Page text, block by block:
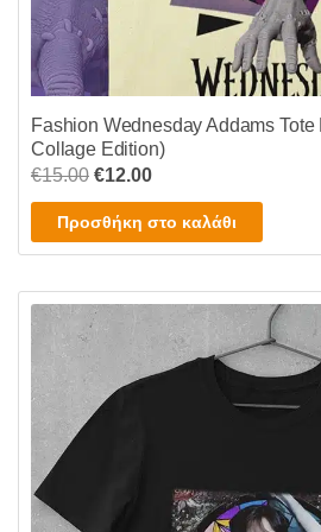
Fashion Wednesday Addams
Collage Edition)
€15.00 Original
price
was:
€15.00.
€12.00Η
τρέχουσα
τιμή
είναι:
€12.00.
Προσθήκη στο καλάθι